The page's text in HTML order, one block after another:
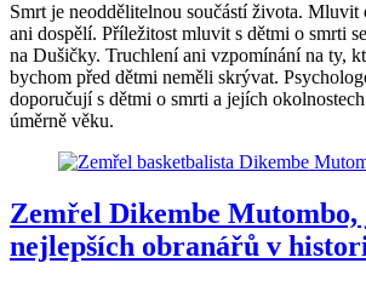
Smrt je neoddělitelnou součástí života. Mluvit
ani dospělí. Příležitost mluvit s dětmi o smrti
na Dušičky. Truchlení ani vzpomínání na ty,
bychom před dětmi neměli skrývat.
doporučují s dětmi o smrti a jejích
úměrně věku.
Zemřel Dikembe Mutombo,
nejlepších obranářů v